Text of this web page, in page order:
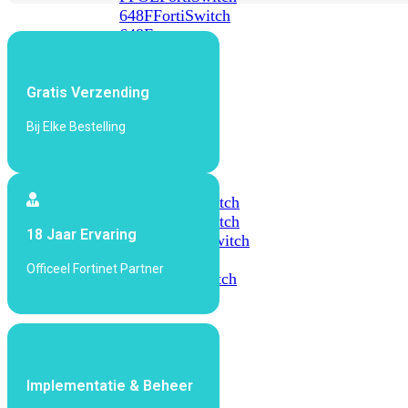
648FFortiSwitch
648F-
1000
FortiSwitch
FortiSwitch
T1024E
FortiSwitch
T1024F-
FPOEFortiSwitch
Gratis Verzending
Bij Elke Bestelling
18 Jaar Ervaring
Officeel Fortinet Partner
Implementatie & Beheer